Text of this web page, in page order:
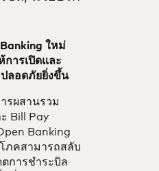
ใหม่
ารเปิดและ
ลอดภัยยิ่งขึ้น
รผสานรวม
Bill Pay
Banking
ภคสามารถสลับ
ตการชำระบิล